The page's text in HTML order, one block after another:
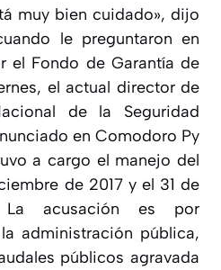
muy bien cuidado», dijo
le preguntaron en
el Fondo de Garantía de
el actual director de
de la Seguridad
en Comodoro Py
a cargo el manejo del
de 2017 y el 31 de
acusación es por
administración pública,
públicos agravada